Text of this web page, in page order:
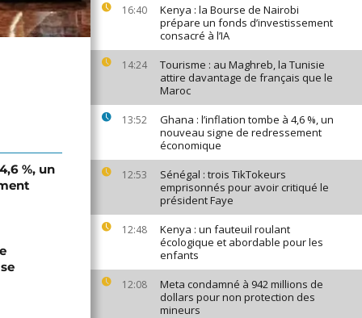
16:40
Kenya : la Bourse de Nairobi
prépare un fonds d’investissement
consacré à l’IA
14:24
Tourisme : au Maghreb, la Tunisie
attire davantage de français que le
Maroc
13:52
Ghana : l’inflation tombe à 4,6 %, un
nouveau signe de redressement
économique
12:53
Sénégal : trois TikTokeurs
emprisonnés pour avoir critiqué le
président Faye
12:48
Kenya : un fauteuil roulant
écologique et abordable pour les
enfants
12:08
Meta condamné à 942 millions de
dollars pour non protection des
mineurs
%, un